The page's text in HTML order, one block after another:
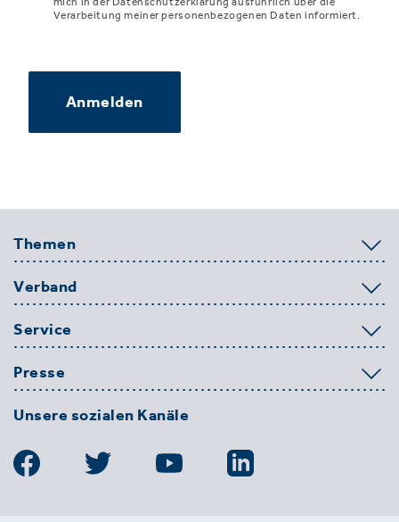
Verarbeitung meiner personenbezogenen Daten informiert.
Anmelden
Themen
Verband
Service
Presse
Unsere sozialen Kanäle